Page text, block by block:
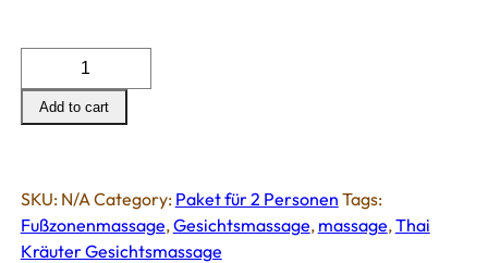
for
two
2
Personen)
quantity
Add to cart
SKU: N/A Category: Paket für 2 Personen Tags:
Fußzonenmassage,Gesichtsmassage, massage,Thai
Kräuter Gesichtsmassage